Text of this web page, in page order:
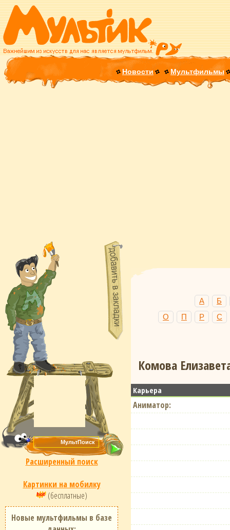
Новости Мультфильмы
Расширенный поиск
Картинки на мобилку
(бесплатные)
Новые мультфильмы в базе
А
Б
О
П Р С
Комова
Карьера
Аниматор: